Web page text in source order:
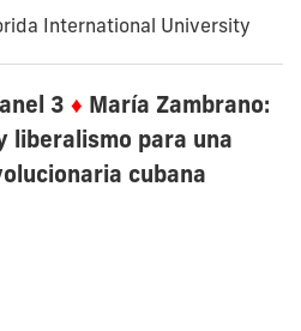
International University
3 ♦ María Zambrano:
liberalismo para una
cubana